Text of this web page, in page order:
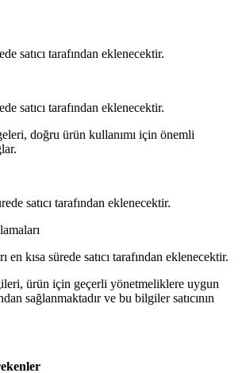
satıcı tarafından eklenecektir.
satıcı tarafından eklenecektir.
doğru ürün kullanımı için önemli
satıcı tarafından eklenecektir.
en kısa sürede satıcı tarafından eklenecektir.
ürün için geçerli yönetmeliklere uygun
sağlanmaktadır ve bu bilgiler satıcının